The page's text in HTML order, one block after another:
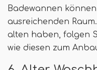
Badewannen
ausreichenden
alten haben, folgen
wie diesen zum